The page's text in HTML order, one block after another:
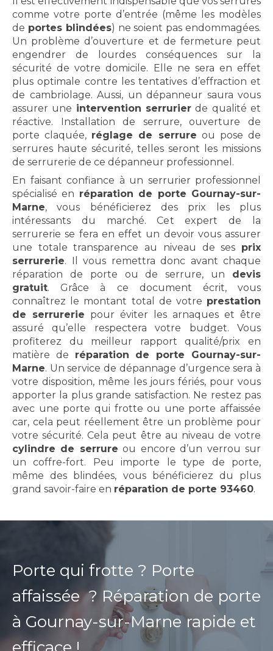
comme votre porte d’entrée (même les modèles
de portes blindées) ne soient pas endommagées.
Un problème d’ouverture et de fermeture peut
engendrer de lourdes conséquences sur la
sécurité de votre domicile. Elle ne sera en effet
plus optimale contre les tentatives d’effraction et
de cambriolage. Aussi, un dépanneur saura vous
assurer une intervention serrurier de qualité et
réactive. Installation de serrure, ouverture de
porte claquée, réglage de serrure ou pose de
serrures haute sécurité, telles seront les missions
de serrurerie de ce dépanneur professionnel.
En faisant confiance à un serrurier professionnel
spécialisé en réparation de porte Gournay-sur-
Marne, vous bénéficierez des prix les plus
intéressants du marché. Cet expert de la
serrurerie se fera en effet un devoir vous assurer
une totale transparence au niveau de ses prix
serrurerie. Il vous remettra donc avant chaque
réparation de porte ou de serrure, un devis
gratuit. Grâce à ce document écrit, vous
connaîtrez le montant total de votre prestation
de serrurerie pour éviter les arnaques et être
assuré qu’elle respectera votre budget. Vous
profiterez du meilleur rapport qualité/prix en
matière de réparation de porte Gournay-sur-
Marne. Un service de dépannage d’urgence sera à
votre disposition, même les jours fériés, pour vous
apporter la plus grande satisfaction. Ne restez pas
avec une porte qui frotte ou une porte affaissée
car, cela peut réellement être un problème pour
votre sécurité. Cela peut être au niveau de votre
cylindre de serrure ou encore d’un verrou sur
un coffre-fort. Peu importe le type de porte,
même des blindées, vous bénéficierez du plus
grand savoir-faire en réparation de porte 93460.
Porte qui frotte ? Porte
affaissée ? Réparation de porte
à Gournay-sur-Marne rapide et